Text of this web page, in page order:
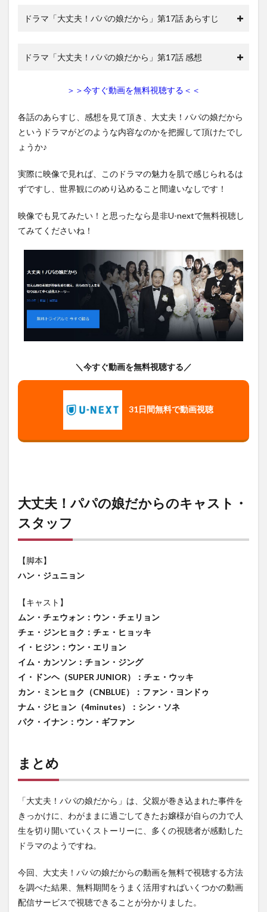
ドラマ「大丈夫！パパの娘だから」第17話 あらすじ
ドラマ「大丈夫！パパの娘だから」第17話 感想
＞＞今すぐ動画を無料視聴する＜＜
各話のあらすじ、感想を見て頂き、大丈夫！パパの娘だから
というドラマがどのような内容なのかを把握して頂けたでし
ょうか♪
実際に映像で見れば、このドラマの魅力を肌で感じられるは
ずですし、世界観にのめり込めること間違いなしです！
映像でも見てみたい！と思ったなら是非U-nextで無料視聴し
てみてくださいね！
＼今すぐ動画を無料視聴する／
31日間無料で動画視聴
大丈夫！パパの娘だからのキャスト・
スタッフ
【脚本】
ハン・ジュニョン
【キャスト】
ムン・チェウォン：ウン・チェリョン
チェ・ジンヒョク：チェ・ヒョッキ
イ・ヒジン：ウン・エリョン
イム・カンソン：チョン・ジング
イ・ドンヘ（SUPER JUNIOR）：チェ・ウッキ
カン・ミンヒョク（CNBLUE）：ファン・ヨンドゥ
ナム・ジヒョン（4minutes）：シン・ソネ
パク・イナン：ウン・ギファン
まとめ
「大丈夫！パパの娘だから」は、父親が巻き込まれた事件を
きっかけに、わがままに過ごしてきたお嬢様が自らの力で人
生を切り開いていくストーリーに、多くの視聴者が感動した
ドラマのようですね。
今回、大丈夫！パパの娘だからの動画を無料で視聴する方法
を調べた結果、無料期間をうまく活用すればいくつかの動画
配信サービスで視聴できることが分かりました。